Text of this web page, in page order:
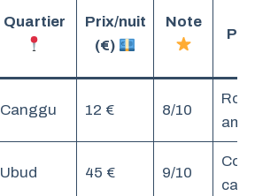
Quartier
Prix/nuit
(€)
Note
Canggu 12 € 8/10
Ubud 45 € 9/10